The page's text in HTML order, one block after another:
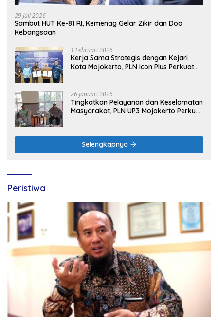
29 Juli 2026
Sambut HUT Ke-81 RI, Kemenag Gelar Zikir dan Doa
Kebangsaan
1 Februari 2026
Kerja Sama Strategis dengan Kejari
Kota Mojokerto, PLN Icon Plus Perkuat
26 Januari 2026
Tingkatkan Pelayanan dan Keselamatan
Masyarakat, PLN UP3 Mojokerto Perkuat
Selengkapnya
Peristiwa